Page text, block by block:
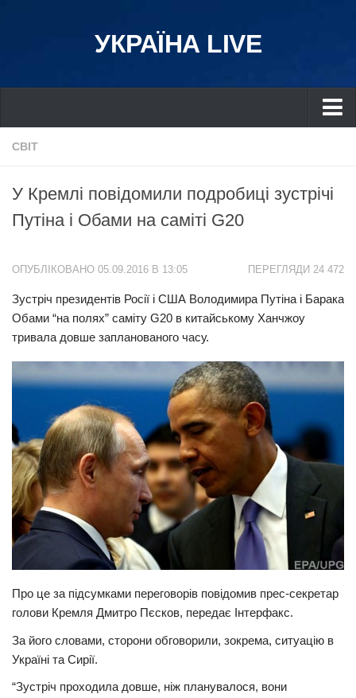
УКРАЇНА LIVE
Україна
Дніпро
Львів
Харків
Донбас
Прикарпаття
Економіка
Політика
Світ
Цікаво
Наука
Технології
Рецепти
Здоров’я
Події
СВІТ
У Кремлі повідомили подробиці зустрічі
Путіна і Обами на саміті G20
ПЕРЕГЛЯДИ 24 472
ОПУБЛІКОВАНО 05.09.2016 В 13:05
Зустріч президентів Росії і США Володимира Путіна і Барака
Обами “на полях” саміту G20 в китайському Ханчжоу
тривала довше запланованого часу.
Про це за підсумками переговорів повідомив прес-секретар
голови Кремля Дмитро Пєсков, передає Інтерфакс.
За його словами, сторони обговорили, зокрема, ситуацію в
Україні та Сирії.
“Зустріч проходила довше, ніж планувалося, вони